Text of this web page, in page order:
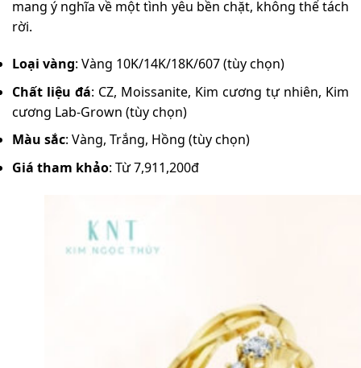
mang ý nghĩa về một tình yêu bền chặt, không thể tách
rời.
Loại vàng: Vàng 10K/14K/18K/607 (tùy chọn)
Chất liệu đá: CZ, Moissanite, Kim cương tự nhiên, Kim
cương Lab-Grown (tùy chọn)
Màu sắc: Vàng, Trắng, Hồng (tùy chọn)
Giá tham khảo: Từ 7,911,200đ